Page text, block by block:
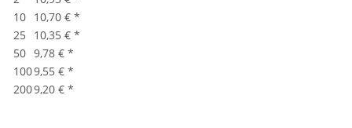
10 10,70 € *
25
10,35 € *
50 9,78 € *
1009,55 € *
2009,20 € *